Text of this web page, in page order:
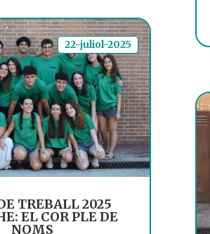
TREBALL 2025
EL COR PLE DE
NOMS
22-juliol-2025